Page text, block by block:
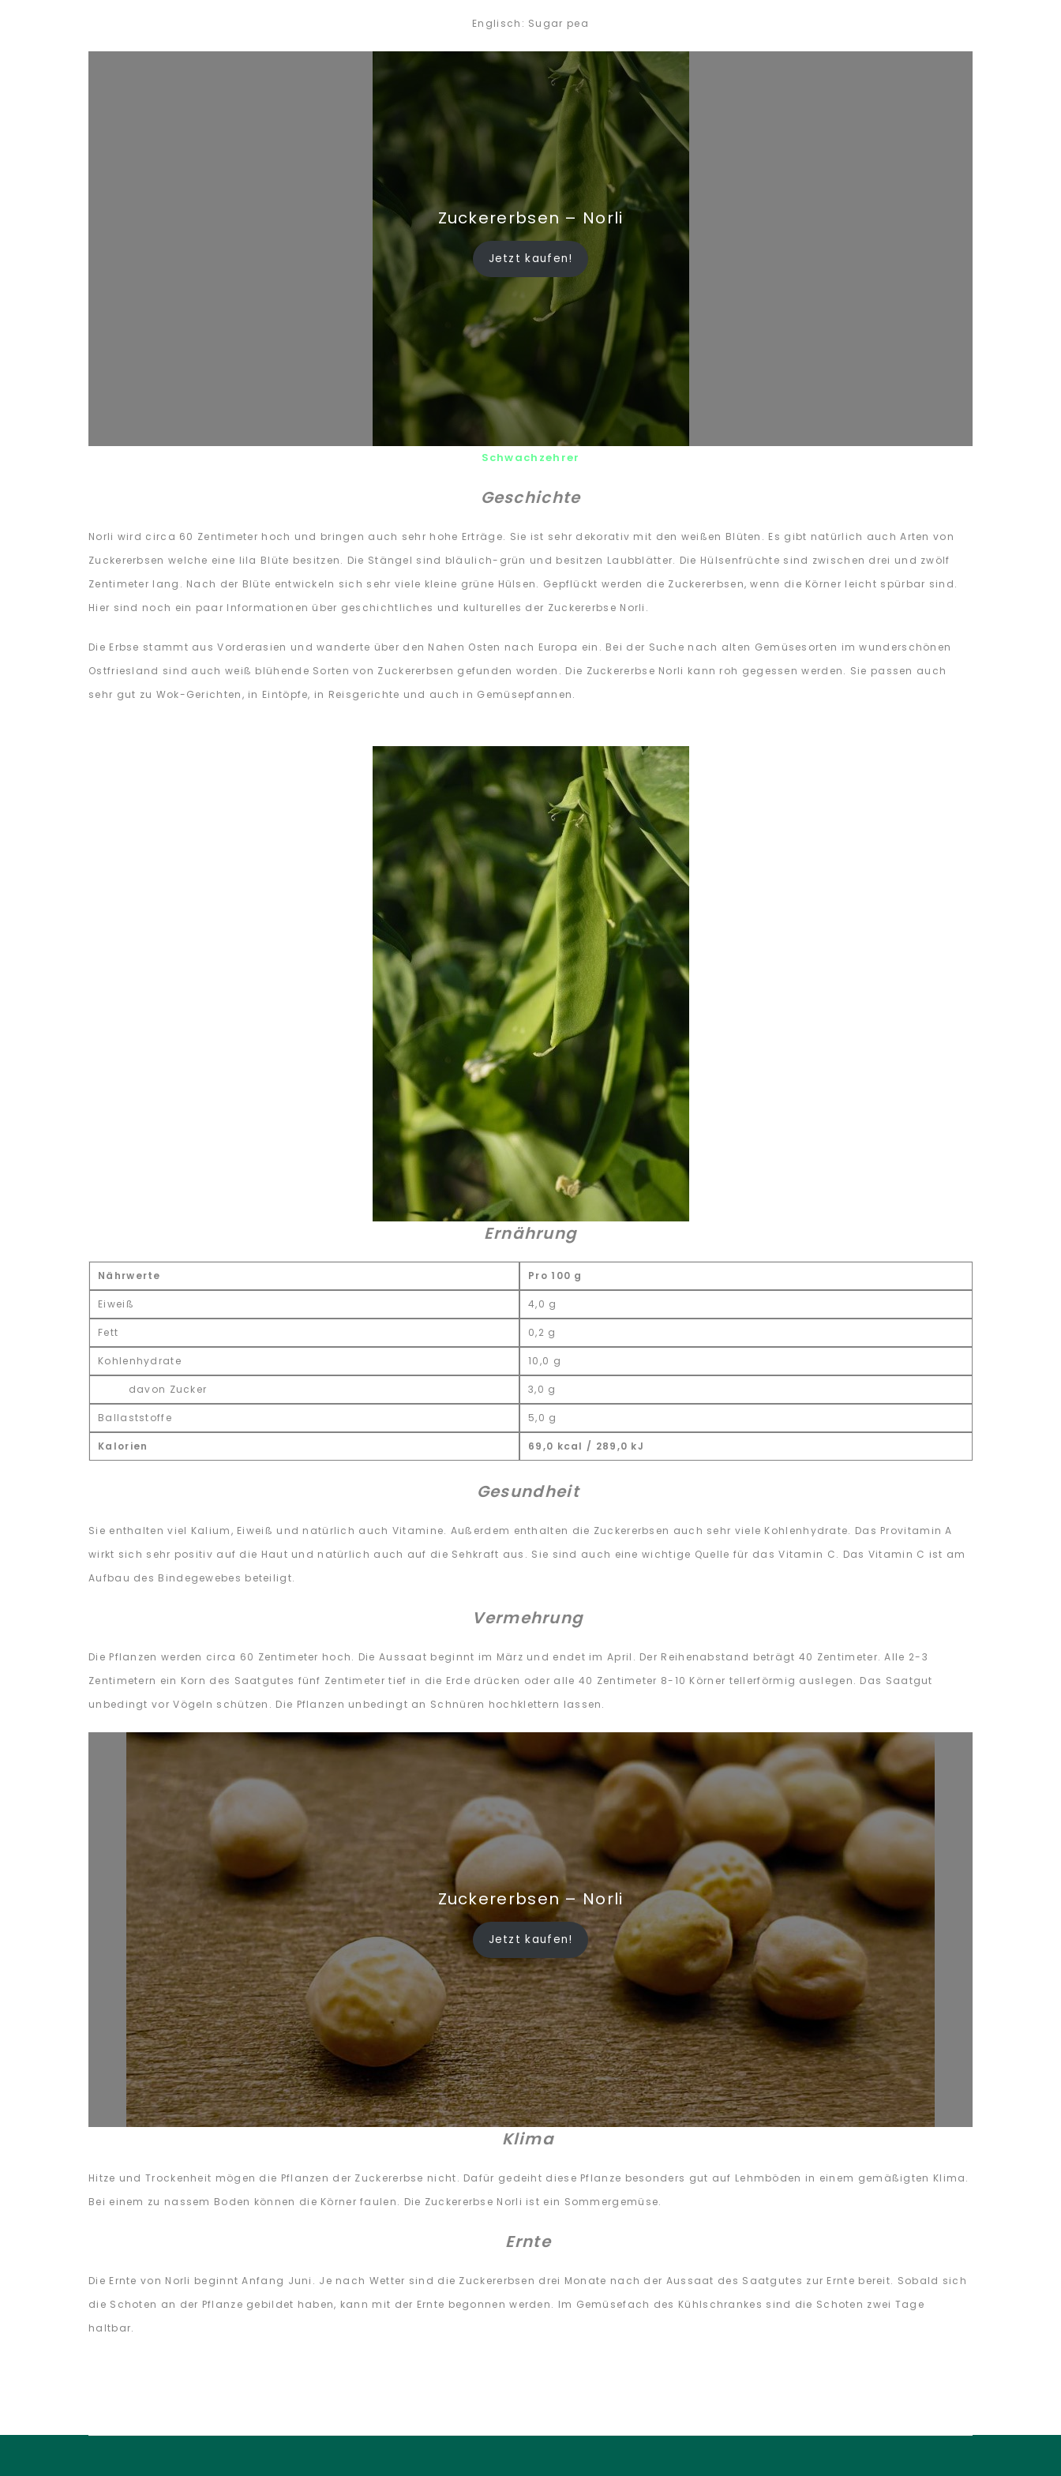
Englisch: Sugar pea
Zuckererbsen – Norli
Jetzt kaufen!
Schwachzehrer
Geschichte
Norli wird circa 60 Zentimeter hoch und bringen auch sehr hohe Erträge. Sie ist sehr dekorativ mit den weißen Blüten. Es gibt natürlich auch Arten von
Zuckererbsen welche eine lila Blüte besitzen. Die Stängel sind bläulich-grün und besitzen Laubblätter. Die Hülsenfrüchte sind zwischen drei und zwölf
Zentimeter lang. Nach der Blüte entwickeln sich sehr viele kleine grüne Hülsen. Gepflückt werden die Zuckererbsen, wenn die Körner leicht spürbar sind.
Hier sind noch ein paar Informationen über geschichtliches und kulturelles der Zuckererbse Norli.
Die Erbse stammt aus Vorderasien und wanderte über den Nahen Osten nach Europa ein. Bei der Suche nach alten Gemüsesorten im wunderschönen
Ostfriesland sind auch weiß blühende Sorten von Zuckererbsen gefunden worden. Die Zuckererbse Norli kann roh gegessen werden. Sie passen auch
sehr gut zu Wok-Gerichten, in Eintöpfe, in Reisgerichte und auch in Gemüsepfannen.
Ernährung
Nährwerte Pro 100 g
Eiweiß 4,0 g
Fett 0,2 g
Kohlenhydrate 10,0 g
davon Zucker 3,0 g
Ballaststoffe 5,0 g
Kalorien 69,0 kcal / 289,0 kJ
Gesundheit
Sie enthalten viel Kalium, Eiweiß und natürlich auch Vitamine. Außerdem enthalten die Zuckererbsen auch sehr viele Kohlenhydrate. Das Provitamin A
wirkt sich sehr positiv auf die Haut und natürlich auch auf die Sehkraft aus. Sie sind auch eine wichtige Quelle für das Vitamin C. Das Vitamin C ist am
Aufbau des Bindegewebes beteiligt.
Vermehrung
Die Pflanzen werden circa 60 Zentimeter hoch. Die Aussaat beginnt im März und endet im April. Der Reihenabstand beträgt 40 Zentimeter. Alle 2-3
Zentimetern ein Korn des Saatgutes fünf Zentimeter tief in die Erde drücken oder alle 40 Zentimeter 8-10 Körner tellerförmig auslegen. Das Saatgut
unbedingt vor Vögeln schützen. Die Pflanzen unbedingt an Schnüren hochklettern lassen.
Zuckererbsen – Norli
Jetzt kaufen!
Klima
Hitze und Trockenheit mögen die Pflanzen der Zuckererbse nicht. Dafür gedeiht diese Pflanze besonders gut auf Lehmböden in einem gemäßigten Klima.
Bei einem zu nassem Boden können die Körner faulen. Die Zuckererbse Norli ist ein Sommergemüse.
Ernte
Die Ernte von Norli beginnt Anfang Juni. Je nach Wetter sind die Zuckererbsen drei Monate nach der Aussaat des Saatgutes zur Ernte bereit. Sobald sich
die Schoten an der Pflanze gebildet haben, kann mit der Ernte begonnen werden. Im Gemüsefach des Kühlschrankes sind die Schoten zwei Tage
haltbar.